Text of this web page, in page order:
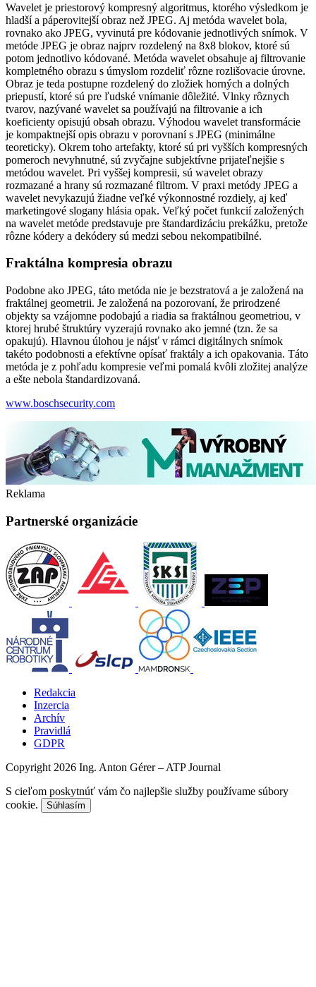
Wavelet je priestorový kompresný algoritmus, ktorého výsledkom je
hladší a páperovitejší obraz než JPEG. Aj metóda wavelet bola,
rovnako ako JPEG, vyvinutá pre kódovanie jednotlivých snímok. V
metóde JPEG je obraz najprv rozdelený na 8x8 blokov, ktoré sú
potom jednotlivo kódované. Metóda wavelet obsahuje aj filtrovanie
kompletného obrazu s úmyslom rozdeliť rôzne rozlišovacie úrovne.
Obraz je teda postupne rozdelený do zložiek horných a dolných
priepustí, ktoré sú pre ľudské vnímanie dôležité. Vlnky rôznych
tvarov, nazývané wavelet sa používajú na filtrovanie a ich
koeficienty opisujú obsah obrazu. Výhodou wavelet transformácie
je kompaktnejší opis obrazu v porovnaní s JPEG (minimálne
teoreticky). Okrem toho artefakty, ktoré sú pri vyšších kompresných
pomeroch nevyhnutné, sú zvyčajne subjektívne prijateľnejšie s
metódou wavelet. Pri vyššej kompresii, sú wavelet obrazy
rozmazané a hrany sú rozmazané filtrom. V praxi metódy JPEG a
wavelet nevykazujú žiadne veľké výkonnostné rozdiely, aj keď
marketingové slogany hlásia opak. Veľký počet funkcií založených
na wavelet metóde predstavuje pre štandardizáciu prekážku, pretože
rôzne kódery a dekódery sú medzi sebou nekompatibilné.
Fraktálna kompresia obrazu
Podobne ako JPEG, táto metóda nie je bezstratová a je založená na
fraktálnej geometrii. Je založená na pozorovaní, že prirodzené
objekty sa vzájomne podobajú a riadia sa fraktálnou geometriou, v
ktorej hrubé štruktúry vyzerajú rovnako ako jemné (tzn. že sa
opakujú). Hlavnou úlohou je nájsť v rámci digitálnych snímok
takéto podobnosti a efektívne opísať fraktály a ich opakovania. Táto
metóda je z pohľadu kompresie veľmi pomalá kvôli zložitej analýze
a ešte nebola štandardizovaná.
www.boschsecurity.com
Reklama
Partnerské organizácie
Redakcia
Inzercia
Archív
Pravidlá
GDPR
Copyright 2026 Ing. Anton Gérer – ATP Journal
S cieľom poskytnúť vám čo najlepšie služby používame súbory
cookie.
Súhlasím